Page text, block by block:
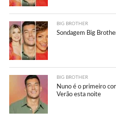
BIG BROTHER
Sondagem Big
BIG BROTHER
Nuno é o primeiro
Verão esta noite